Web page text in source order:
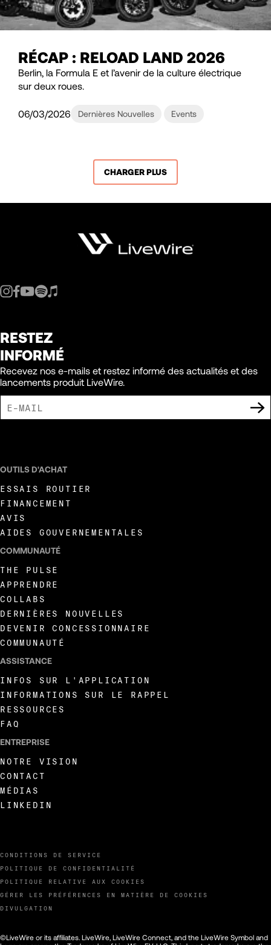
RÉCAP : RELOAD LAND 2026
Berlin, la Formula E et l’avenir de la culture électrique
sur deux roues.
06/03/2026 Dernières Nouvelles Events
CHARGER PLUS
RESTEZ
INFORMÉ
Recevez nos e-mails et restez informé des actualités et des
lancements produit LiveWire.
CONDITIONS DE SERVICE
POLITIQUE DE CONFIDENTIALITÉ
POLITIQUE RELATIVE AUX COOKIES
GÉRER LES PRÉFÉRENCES EN MATIÈRE DE COOKIES
DIVULGATION
OUTILS D'ACHAT
ESSAIS ROUTIER
FINANCEMENT
AVIS
AIDES GOUVERNEMENTALES
COMMUNAUTÉ
THE PULSE
APPRENDRE
COLLABS
DERNIÈRES NOUVELLES
DEVENIR CONCESSIONNAIRE
COMMUNAUTÉ
ASSISTANCE
INFOS SUR L'APPLICATION
INFORMATIONS SUR LE RAPPEL
RESSOURCES
FAQ
ENTREPRISE
NOTRE VISION
CONTACT
MÉDIAS
LINKEDIN
©LiveWire or its affiliates. LiveWire, LiveWire Connect, and the LiveWire Symbol and